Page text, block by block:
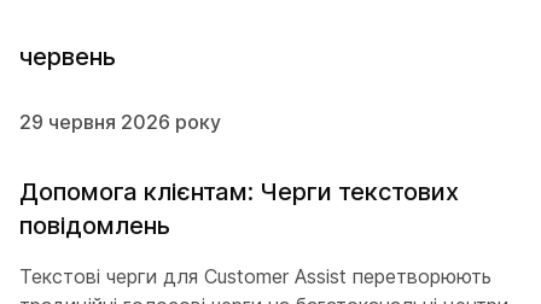
червень
29 червня 2026 року
Допомога клієнтам: Черги текстових
повідомлень
Текстові черги для Customer Assist перетворюють